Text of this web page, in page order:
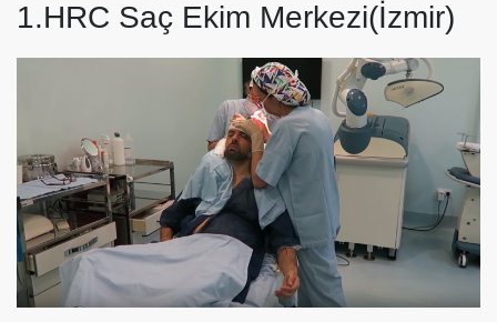
1.HRC Saç Ekim Merkezi(İzmir)